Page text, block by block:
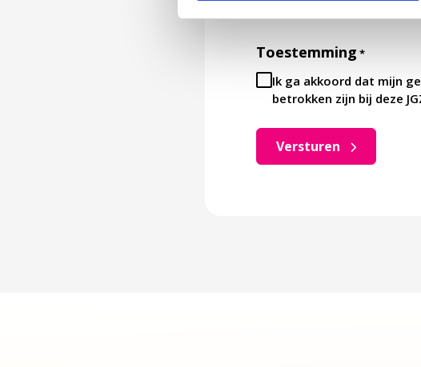
Toestemming *
Ik ga akkoord dat mijn
betrokken zijn bij deze
Versturen